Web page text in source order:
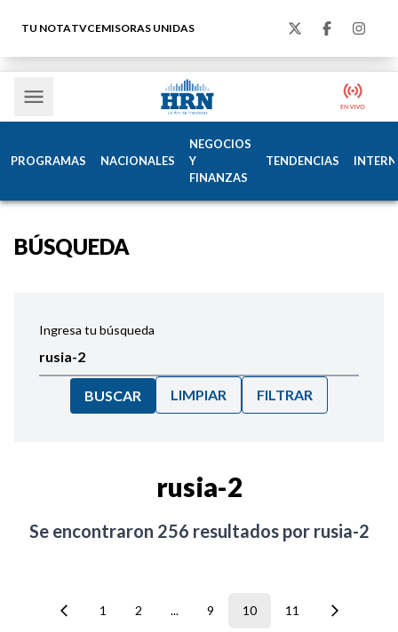
TU NOTATVCEMISORAS UNIDAS
PROGRAMAS NACIONALES
NEGOCIOS
Y
FINANZAS
TENDENCIAS
BÚSQUEDA
Ingresa tu búsqueda
BUSCAR LIMPIAR FILTRAR
rusia-2
Se encontraron 256 resultados por rusia-2
1 2 ... 9 10 11